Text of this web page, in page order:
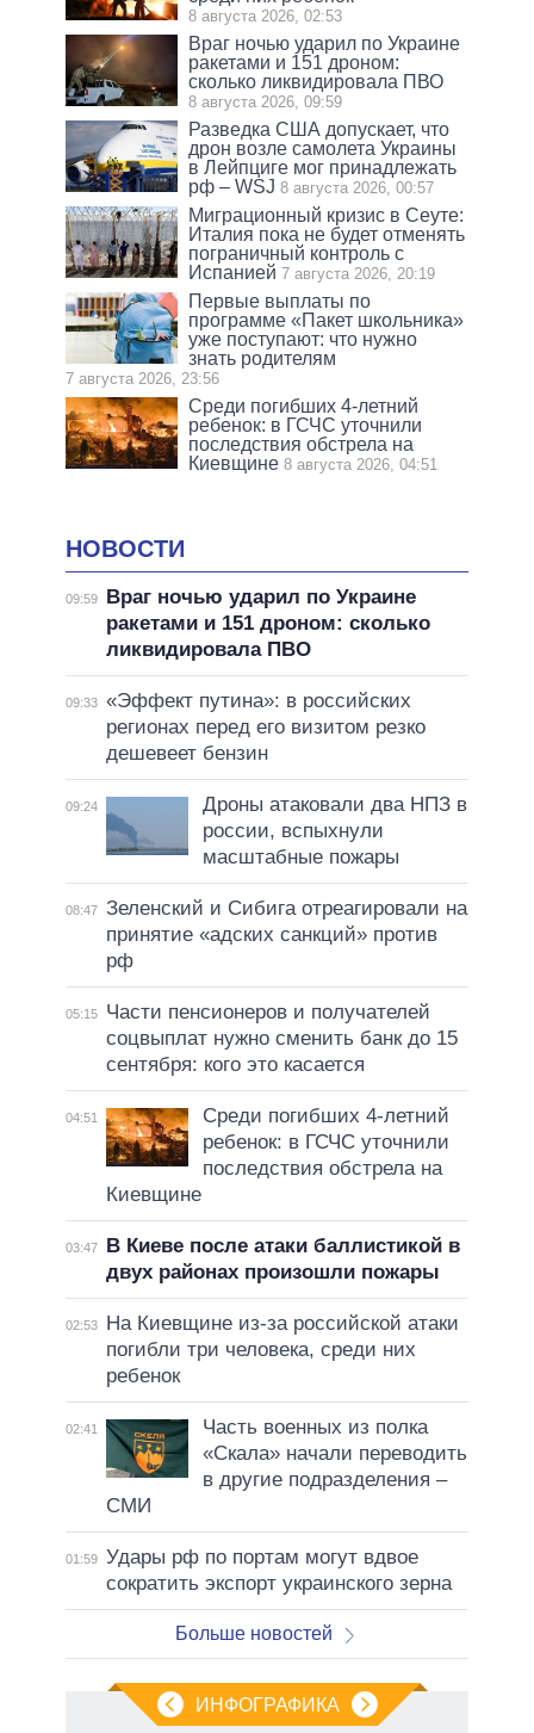
8 августа 2026, 02:53
Враг ночью ударил по Украине
ракетами и 151 дроном:
сколько ликвидировала ПВО
8 августа 2026, 09:59
Разведка США допускает, что
дрон возле самолета Украины
в Лейпциге мог принадлежать
рф – WSJ 8 августа 2026, 00:57
Миграционный кризис в Сеуте:
Италия пока не будет отменять
пограничный контроль с
Испанией 7 августа 2026, 20:19
Первые выплаты по
программе «Пакет школьника»
уже поступают: что нужно
знать родителям
7 августа 2026, 23:56
Среди погибших 4-летний
ребенок: в ГСЧС уточнили
последствия обстрела на
Киевщине 8 августа 2026, 04:51
НОВОСТИ
09:59
Враг ночью ударил по Украине
ракетами и 151 дроном: сколько
ликвидировала ПВО
09:33 «Эффект путина»: в российских
регионах перед его визитом резко
дешевеет бензин
09:24
Дроны атаковали два НПЗ в
россии, вспыхнули
масштабные пожары
08:47 Зеленский и Сибига отреагировали на
принятие «адских санкций» против
рф
05:15
Части пенсионеров и получателей
соцвыплат нужно сменить банк до 15
сентября: кого это касается
04:51
Среди погибших 4-летний
ребенок: в ГСЧС уточнили
последствия обстрела на
Киевщине
03:47
В Киеве после атаки баллистикой в
двух районах произошли пожары
02:53
На Киевщине из-за российской атаки
погибли три человека, среди них
ребенок
02:41
Часть военных из полка
«Скала» начали переводить
в другие подразделения –
СМИ
01:59 Удары рф по портам могут вдвое
сократить экспорт украинского зерна
Больше новостей
ИНФОГРАФИКА